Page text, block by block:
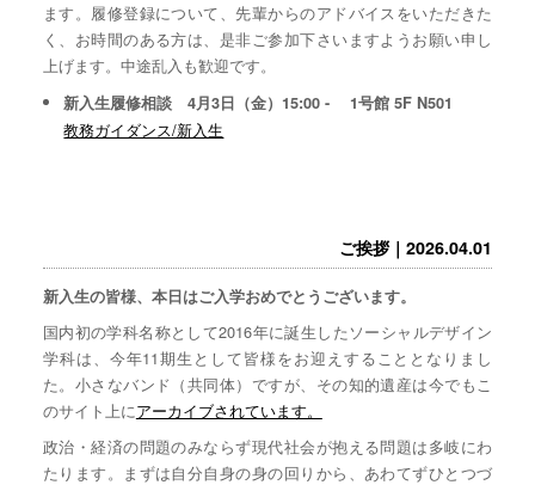
ます。履修登録について、先輩からのアドバイスをいただきた
く、お時間のある方は、是非ご参加下さいますようお願い申し
上げます。中途乱入も歓迎です。
新入生履修相談 4月3日（金）15:00 - 1号館 5F N501
教務ガイダンス/新入生
ご挨拶｜2026.04.01
新入生の皆様、本日はご入学おめでとうございます。
国内初の学科名称として2016年に誕生したソーシャルデザイン
学科は、今年11期生として皆様をお迎えすることとなりまし
た。小さなバンド（共同体）ですが、その知的遺産は今でもこ
のサイト上にアーカイブされています。
政治・経済の問題のみならず現代社会が抱える問題は多岐にわ
たります。まずは自分自身の身の回りから、あわてずひとつづ